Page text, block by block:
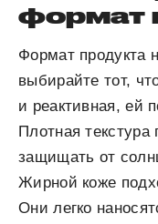
формат
Формат продукта
выбирайте тот,
и реактивная, ей
Плотная текстура
защищать от
Жирной коже
Они легко